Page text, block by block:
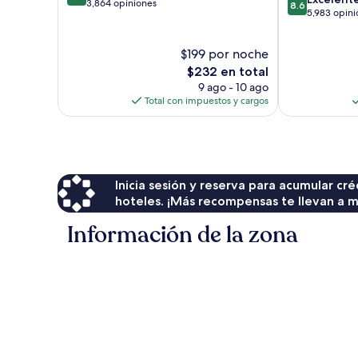
de 3,864 opiniones
$199 por noche
El
precio
actual
es
$232 en total
9 ago - 10 ago
Total con impuestos y cargos
de
8.6
5,983
Inicia sesión y reserva para acumular
hoteles. ¡Más recompensas te llevan a
Información de la zona